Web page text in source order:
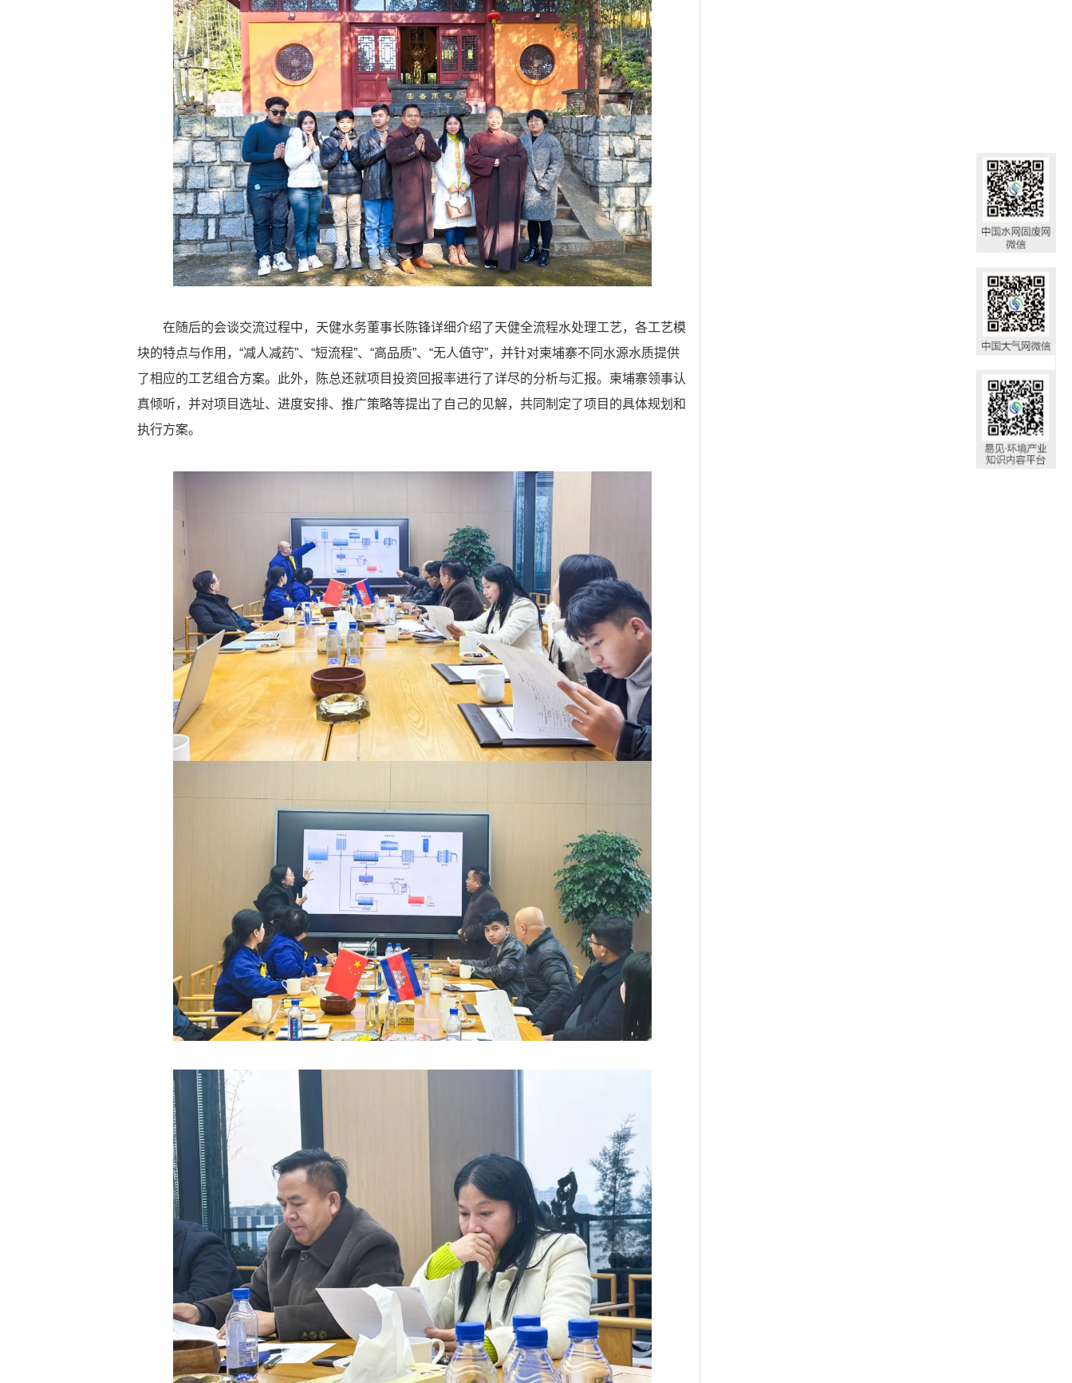
在随后的会谈交流过程中，天健水务董事长陈锋详细介绍了天健全流程水处理工艺，各工艺模
块的特点与作用，“减人减药”、“短流程”、“高品质”、“无人值守”，并针对柬埔寨不同水源水质提供
了相应的工艺组合方案。此外，陈总还就项目投资回报率进行了详尽的分析与汇报。柬埔寨领事认
真倾听，并对项目选址、进度安排、推广策略等提出了自己的见解，共同制定了项目的具体规划和
执行方案。